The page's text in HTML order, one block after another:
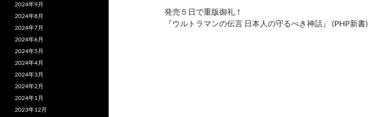
発売５日で重版御礼！
『ウルトラマンの伝言 日本人の守るべき神話』 (PHP新書)
2024年9月
2024年8月
2024年7月
2024年6月
2024年5月
2024年4月
2024年3月
2024年2月
2024年1月
2023年12月